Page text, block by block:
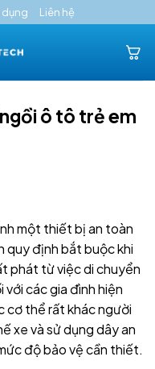
dụng Liên hệ
ô tô trẻ em
một thiết bị an toàn
quy định bắt buộc khi
phát từ việc di chuyển
các gia đình hiện
cơ thể rất khác người
xe và sử dụng dây an
độ bảo vệ cần thiết.